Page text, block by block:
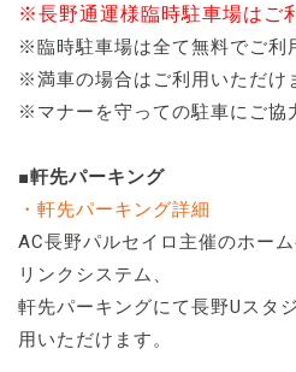
※長野通運様臨時駐車場はご
※臨時駐車場は全て無料でご利
※満車の場合はご利用いただけ
※マナーを守っての駐車にご協
■軒先パーキング
・軒先パーキング詳細
AC長野パルセイロ主催のホー
リンクシステム、
軒先パーキングにて長野Uスタ
用いただけます。